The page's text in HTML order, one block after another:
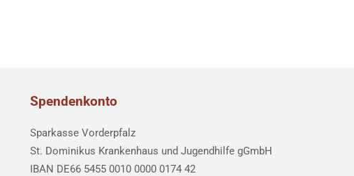
Spendenkonto
Sparkasse Vorderpfalz
St. Dominikus Krankenhaus und Jugendhilfe gGmbH
IBAN DE66 5455 0010 0000 0174 42